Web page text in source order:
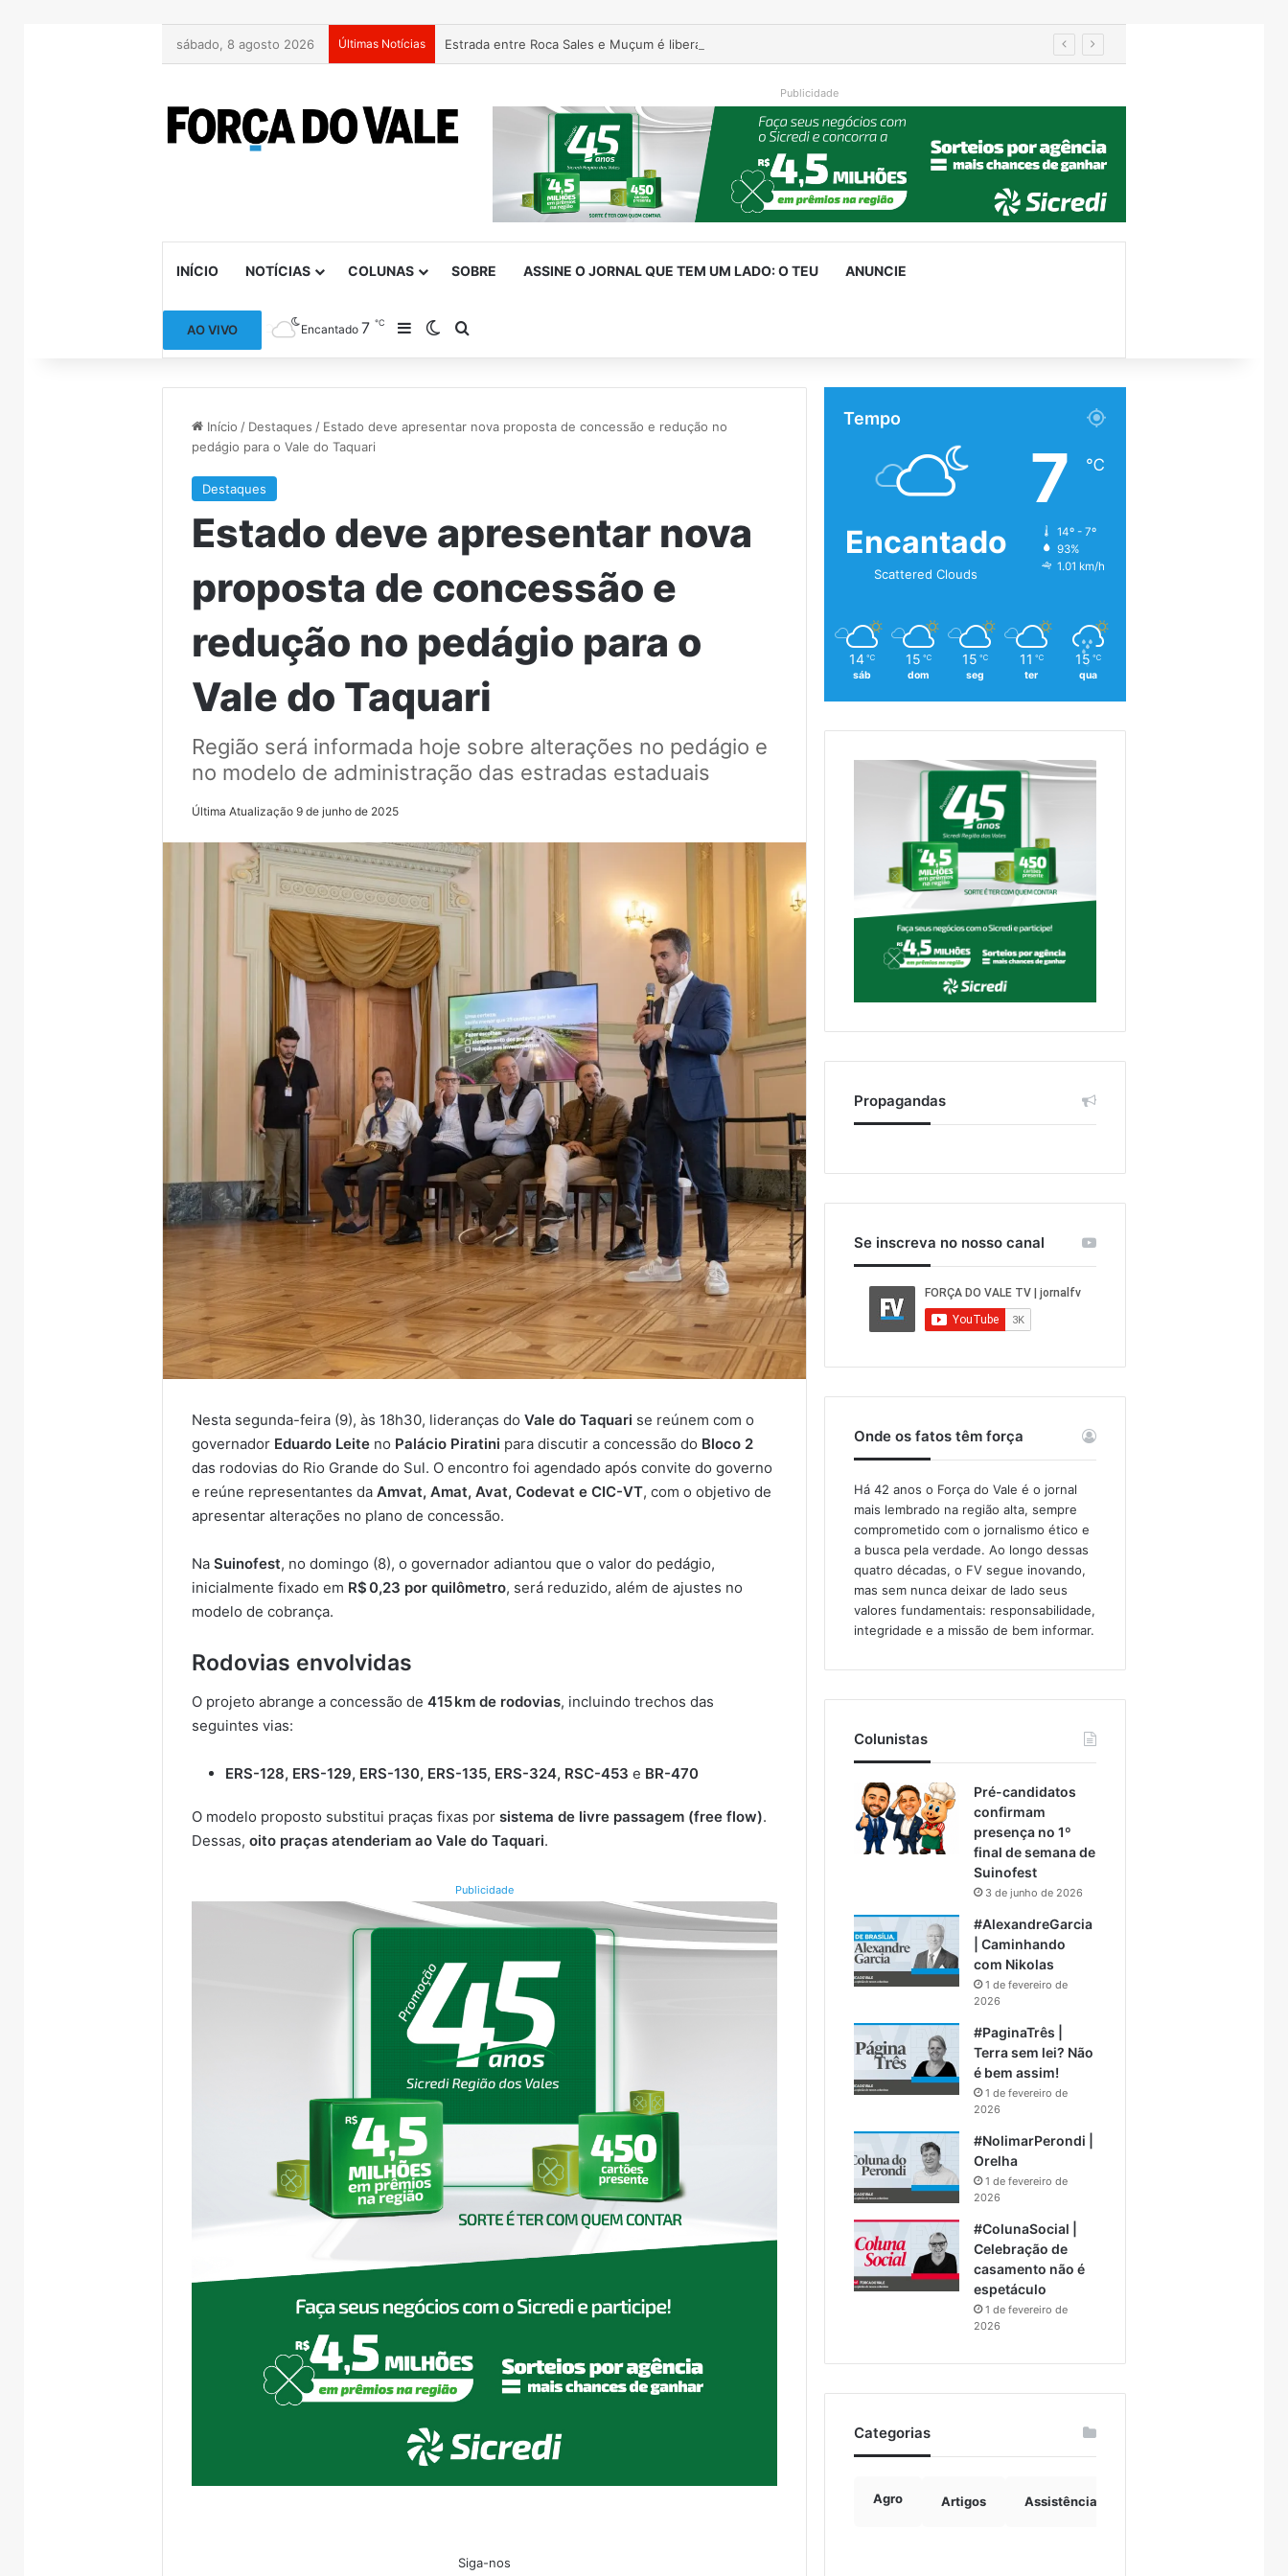
sábado, 8 agosto 2026 Últimas Notícias Estrada entre Roca Sales e Muçum é liberada após serviços de manutenção
Publicidade
INÍCIO NOTÍCIAS COLUNAS SOBRE ASSINE O JORNAL QUE TEM UM LADO: O TEU ANUNCIE
AO VIVO Encantado 7℃ Barra Lateral
Switch skin
Início / Destaques / Estado deve apresentar nova proposta de concessão e redução no
pedágio para o Vale do Taquari
Destaques
Estado deve apresentar nova
proposta de concessão e
redução no pedágio para o
Vale do Taquari
Região será informada hoje sobre alterações no pedágio e
no modelo de administração das estradas estaduais
Última Atualização 9 de junho de 2025
Nesta segunda-feira (9), às 18h30, lideranças doVale do Taquari se reúnem com o
governador Eduardo Leite no Palácio Piratini para discutir a concessão do Bloco 2
das rodovias do Rio Grande do Sul. O encontro foi agendado após convite do governo
e reúne representantes daAmvat, Amat, Avat, Codevat e CIC-VT, com o objetivo de
apresentar alterações no plano de concessão.
NaSuinofest, no domingo (8), o governador adiantou que o valor do pedágio,
inicialmente fixado em R$ 0,23 por quilômetro, será reduzido, além de ajustes no
modelo de cobrança.
Rodovias envolvidas
O projeto abrange a concessão de415 km de rodovias, incluindo trechos das
seguintes vias:
ERS-128, ERS-129, ERS-130, ERS-135, ERS-324, RSC-453 e BR-470
O modelo proposto substitui praças fixas porsistema de livre passagem (free flow).
Dessas,oito praças atenderiam ao Vale do Taquari.
Publicidade
Siga-nos
Tempo
Encantado
Scattered Clouds
7 ℃
14º - 7º
93%
1.01 km/h
14 ℃
sáb
15 ℃
dom
15 ℃
seg
11 ℃
ter
15 ℃
qua
Propagandas
Se inscreva no nosso canal
Onde os fatos têm força
Há 42 anos o Força do Vale é o jornal
mais lembrado na região alta, sempre
comprometido com o jornalismo ético e
a busca pela verdade. Ao longo dessas
quatro décadas, o FV segue inovando,
mas sem nunca deixar de lado seus
valores fundamentais: responsabilidade,
integridade e a missão de bem informar.​
Colunistas
Pré-candidatos
confirmam
presença no 1º
final de semana de
Suinofest
3 de junho de 2026
#AlexandreGarcia
| Caminhando
com Nikolas
1 de fevereiro de
2026
#PaginaTrês |
Terra sem lei? Não
é bem assim!
1 de fevereiro de
2026
#NolimarPerondi |
Orelha
1 de fevereiro de
2026
#ColunaSocial |
Celebração de
casamento não é
espetáculo
1 de fevereiro de
2026
Categorias
Agro Artigos Assistência Social